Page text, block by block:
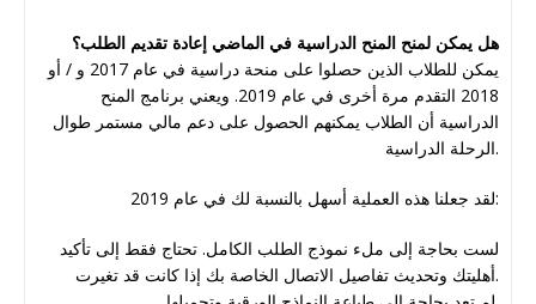
هل يمكن لمنح المنح الدراسية في الماضي إعادة تقديم الطلب؟
يمكن للطلاب الذين حصلوا على منحة دراسية في عام 2017 و / أو
2018 التقدم مرة أخرى في عام 2019. ويعني برنامج المنح
الدراسية أن الطلاب يمكنهم الحصول على دعم مالي مستمر طوال
الرحلة الدراسية.
لقد جعلنا هذه العملية أسهل بالنسبة لك في عام 2019:
لست بحاجة إلى ملء نموذج الطلب الكامل. تحتاج فقط إلى تأكيد
أهليتك وتحديث تفاصيل الاتصال الخاصة بك إذا كانت قد تغيرت.